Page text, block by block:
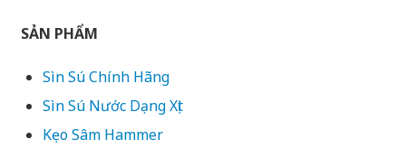
SẢN PHẨM
Sìn Sú Chính Hãng
Sìn Sú Nước Dạng Xịt
Kẹo Sâm Hammer